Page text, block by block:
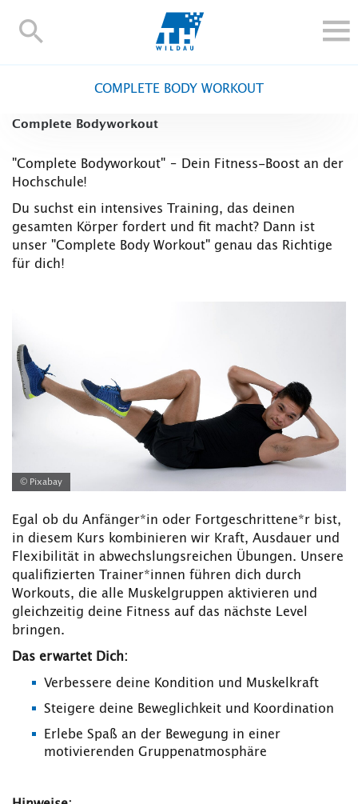
TH-
FORSCHUNG UND TRANSFER
ALUMNI
HOCHSCHULE
INTERNATIONAL
BESCHÄFTIGTE
Blogs
COMPLETE BODY WORKOUT
Complete Bodyworkout
"Complete Bodyworkout" – Dein Fitness-Boost an der
Hochschule!
Du suchst ein intensives Training, das deinen
gesamten Körper fordert und fit macht? Dann ist
unser "Complete Body Workout" genau das Richtige
für dich!
© Pixabay
Egal ob du Anfänger*in oder Fortgeschrittene*r bist,
in diesem Kurs kombinieren wir Kraft, Ausdauer und
Flexibilität in abwechslungsreichen Übungen. Unsere
qualifizierten Trainer*innen führen dich durch
Workouts, die alle Muskelgruppen aktivieren und
gleichzeitig deine Fitness auf das nächste Level
bringen.
Das erwartet Dich:
Verbessere deine Kondition und Muskelkraft
Steigere deine Beweglichkeit und Koordination
Erlebe Spaß an der Bewegung in einer
motivierenden Gruppenatmosphäre